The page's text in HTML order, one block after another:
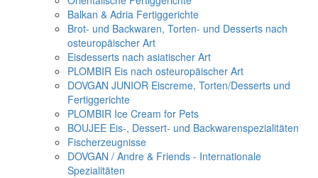
Balkan & Adria Fertiggerichte
Brot- und Backwaren, Torten- und Desserts nach
osteuropäischer Art
Eisdesserts nach asiatischer Art
PLOMBIR Eis nach osteuropäischer Art
DOVGAN JUNIOR Eiscreme, Torten/Desserts und
Fertiggerichte
PLOMBIR Ice Cream for Pets
BOUJEE Eis-, Dessert- und Backwarenspezialitäten
Fischerzeugnisse
DOVGAN / Andre & Friends - Internationale
Spezialitäten